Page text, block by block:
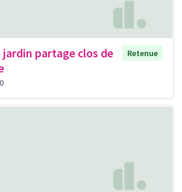
partage clos de
Retenue
0